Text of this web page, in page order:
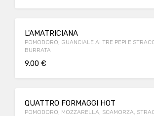
L'AMATRICIANA
POMODORO, GUANCIALE AI TRE PEPI E
BURRATA
9.00 €
QUATTRO FORMAGGI HOT
POMODORO, MOZZARELLA, SCAMORZA,